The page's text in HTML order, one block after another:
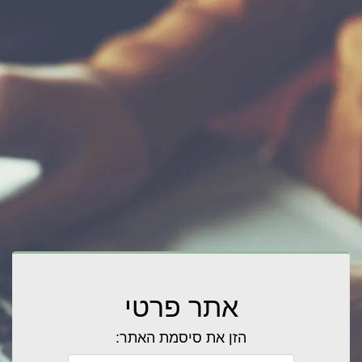
אתר פרטי
הזן את סיסמת האתר: